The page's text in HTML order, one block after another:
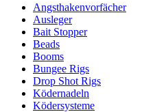
Angsthakenvorfächer
Ausleger
Bait Stopper
Beads
Booms
Bungee Rigs
Drop Shot Rigs
Ködernadeln
Ködersysteme